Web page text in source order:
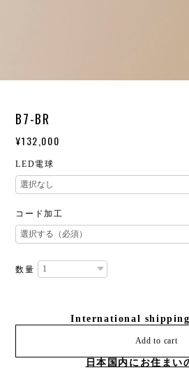
B7-BR
¥132,000
LED電球
コード加工
数量
International
Add to cart
日本国内にお住まい